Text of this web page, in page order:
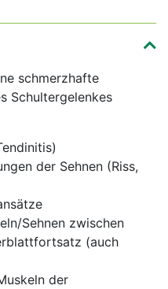
schmerzhafte
Schultergelenkes
der Sehnen (Riss,
Sehnen zwischen
(auch
der